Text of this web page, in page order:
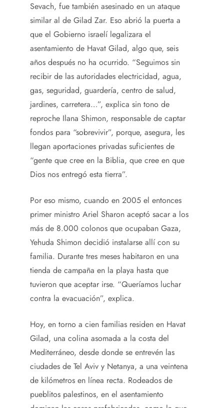
Sevach, fue también asesinado en un ataque
similar al de Gilad Zar. Eso abrió la puerta a
que el Gobierno israelí legalizara el
asentamiento de Havat Gilad, algo que, seis
años después no ha ocurrido. “Seguimos sin
recibir de las autoridades electricidad, agua,
gas, seguridad, guardería, centro de salud,
jardines, carretera…”, explica sin tono de
reproche Ilana Shimon, responsable de captar
fondos para “sobrevivir”, porque, asegura, les
llegan aportaciones privadas suficientes de
“gente que cree en la Biblia, que cree en que
Dios nos entregó esta tierra”.
Por eso mismo, cuando en 2005 el entonces
primer ministro Ariel Sharon aceptó sacar a los
más de 8.000 colonos que ocupaban Gaza,
Yehuda Shimon decidió instalarse allí con su
familia. Durante tres meses habitaron en una
tienda de campaña en la playa hasta que
tuvieron que aceptar irse. “Queríamos luchar
contra la evacuación”, explica.
Hoy, en torno a cien familias residen en Havat
Gilad, una colina asomada a la costa del
Mediterráneo, desde donde se entrevén las
ciudades de Tel Aviv y Netanya, a una veintena
de kilómetros en línea recta. Rodeados de
pueblitos palestinos, en el asentamiento